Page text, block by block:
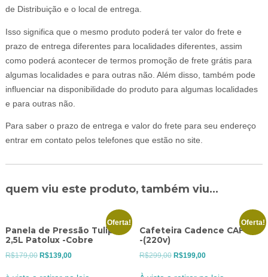
de Distribuição e o local de entrega.
Isso significa que o mesmo produto poderá ter valor do frete e
prazo de entrega diferentes para localidades diferentes, assim
como poderá acontecer de termos promoção de frete grátis para
algumas localidades e para outras não. Além disso, também pode
influenciar na disponibilidade do produto para algumas localidades
e para outras não.
Para saber o prazo de entrega e valor do frete para seu endereço
entrar em contato pelos telefones que estão no site.
quem viu este produto, também viu...
Oferta!
Panela de Pressão Tulipa
2,5L Patolux -Cobre
R$179,00 OR$139,00O
Oferta!
Cafeteira Cadence CAF 610
-(220v)
R$299,00 OR$199,00O